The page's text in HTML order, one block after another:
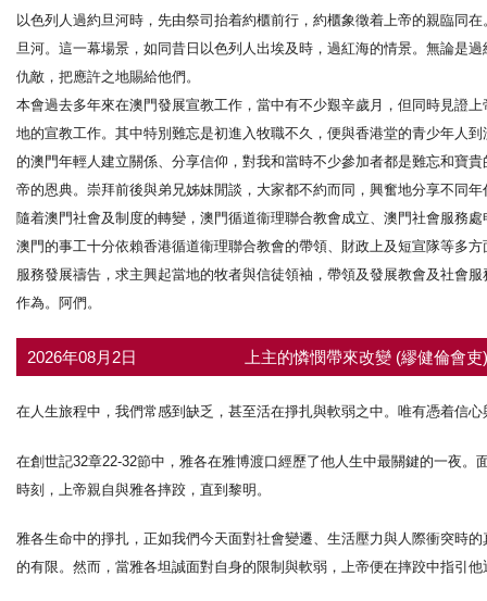
以色列人過約旦河時，先由祭司抬着約櫃前行，約櫃象徵着上帝的親臨同
旦河。這一幕場景，如同昔日以色列人出埃及時，過紅海的情景。無論是
仇敵，把應許之地賜給他們。
本會過去多年來在澳門發展宣教工作，當中有不少艱辛歲月，但同時見證
地的宣教工作。其中特別難忘是初進入牧職不久，便與香港堂的青少年人
的澳門年輕人建立關係、分享信仰，對我和當時不少參加者都是難忘和寶
帝的恩典。崇拜前後與弟兄姊妹閒談，大家都不約而同，興奮地分享不同
隨着澳門社會及制度的轉變，澳門循道衞理聯合教會成立、澳門社會服務
澳門的事工十分依賴香港循道衞理聯合教會的帶領、財政上及短宣隊等多
服務發展禱告，求主興起當地的牧者與信徒領袖，帶領及發展教會及社會
作為。阿們。
2026年08月2日 上主的憐憫帶來改變 (繆健倫會
在人生旅程中，我們常感到缺乏，甚至活在掙扎與軟弱之中。唯有憑着信
在創世記32章22-32節中，雅各在雅博渡口經歷了他人生中最關鍵的一夜
時刻，上帝親自與雅各摔跤，直到黎明。
雅各生命中的掙扎，正如我們今天面對社會變遷、生活壓力與人際衝突時
的有限。然而，當雅各坦誠面對自身的限制與軟弱，上帝便在摔跤中指引他